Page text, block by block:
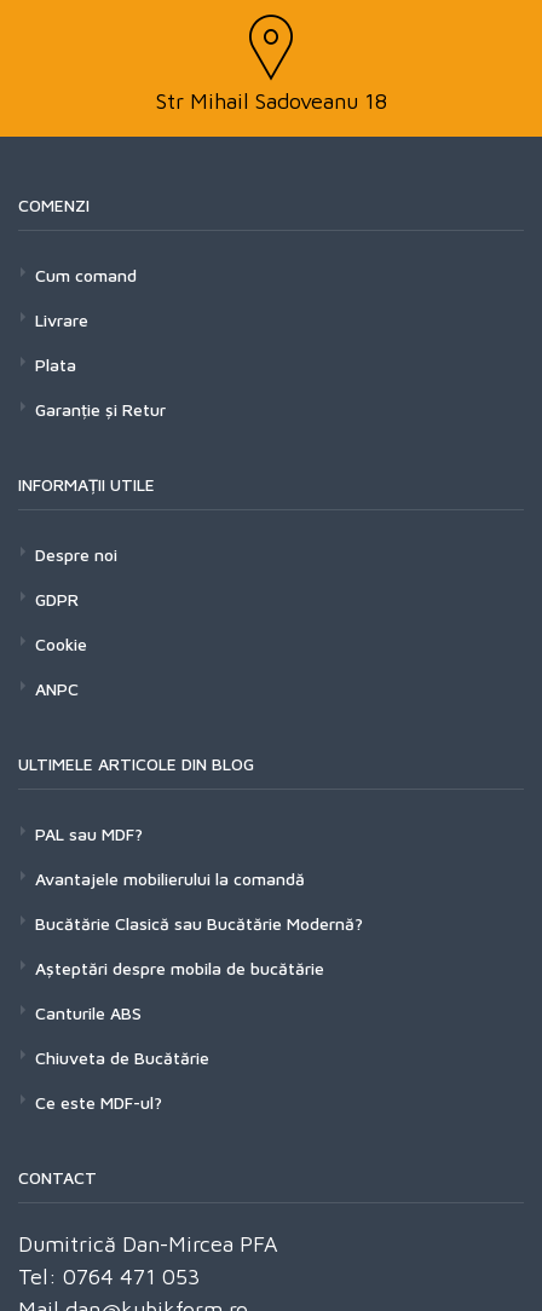
Str Mihail Sadoveanu 18
COMENZI
Cum comand
Livrare
Plata
Garanție și Retur
INFORMAȚII UTILE
Despre noi
GDPR
Cookie
ANPC
ULTIMELE ARTICOLE DIN BLOG
PAL sau MDF?
Avantajele mobilierului la comandă
Bucătărie Clasică sau Bucătărie Modernă?
Așteptări despre mobila de bucătărie
Canturile ABS
Chiuveta de Bucătărie
Ce este MDF-ul?
CONTACT
Dumitrică Dan-Mircea PFA
Tel: 0764 471 053